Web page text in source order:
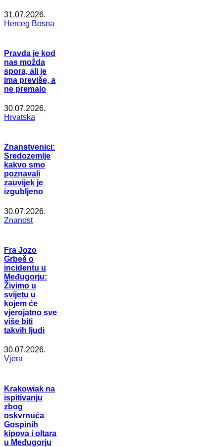
31.07.2026.
Herceg Bosna
Pravda je kod
nas možda
spora, ali je
ima previše, a
ne premalo
30.07.2026.
Hrvatska
Znanstvenici:
Sredozemlje
kakvo smo
poznavali
zauvijek je
izgubljeno
30.07.2026.
Znanost
Fra Jozo
Grbeš o
incidentu u
Međugorju:
Živimo u
svijetu u
kojem će
vjerojatno sve
više biti
takvih ljudi
30.07.2026.
Vjera
Krakowiak na
ispitivanju
zbog
oskvrnuća
Gospinih
kipova i oltara
u Međugorju